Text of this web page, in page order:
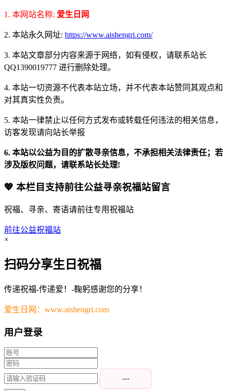
1. 本网站名称: 爱生日网
2. 本站永久网址: https://www.aishengri.com/
3. 本站文章部分内容来源于网络，如有侵权，请联系站长
QQ1390019777 进行删除处理。
4. 本站一切资源不代表本站立场，并不代表本站赞同其观点和
对其真实性负责。
5. 本站一律禁止以任何方式发布或转载任何违法的相关信息，
访客发现请向站长举报
6. 本站以公益为目的扩散寻亲信息，不承担相关法律责任；若
涉及版权问题，请联系站长处理!
💖 本栏目支持前往公益寻亲祝福站留言
祝福、寻亲、寄语请前往专用祝福站
前往公益祝福站
×
扫码分享生日祝福
传递祝福-传递爱！-鞠躬感谢您的分享！
爱生日网：www.aishengri.com
用户登录
---